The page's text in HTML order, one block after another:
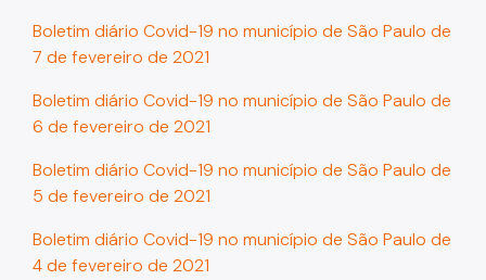
Boletim diário Covid-19 no município de São Paulo de
7 de fevereiro de 2021
Boletim diário Covid-19 no município de São Paulo de
6 de fevereiro de 2021
Boletim diário Covid-19 no município de São Paulo de
5 de fevereiro de 2021
Boletim diário Covid-19 no município de São Paulo de
4 de fevereiro de 2021